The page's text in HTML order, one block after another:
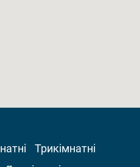
Трикімнатні